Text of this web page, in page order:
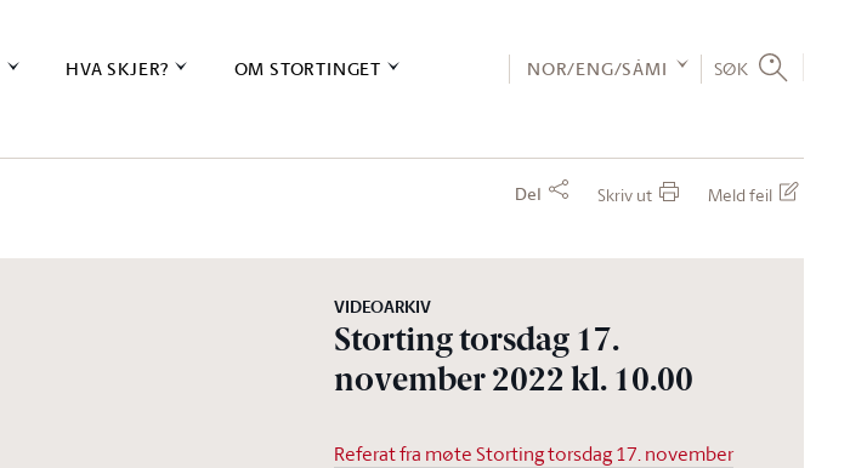
HVA SKJER? OM STORTINGET NOR/ENG/SÁMI SØK
Del Skriv ut Meld feil
VIDEOARKIV
Storting torsdag 17.
november 2022 kl. 10.00
Referat fra møte Storting torsdag 17. november